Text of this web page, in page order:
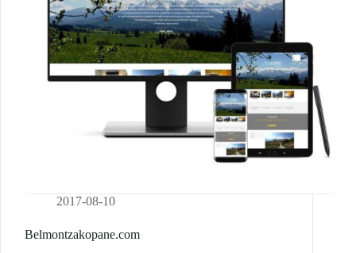
2017-08-10
Belmontzakopane.com